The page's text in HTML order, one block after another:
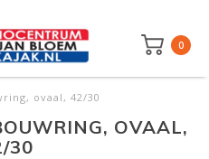
0
ovaal, 42/30
OVAAL,
30